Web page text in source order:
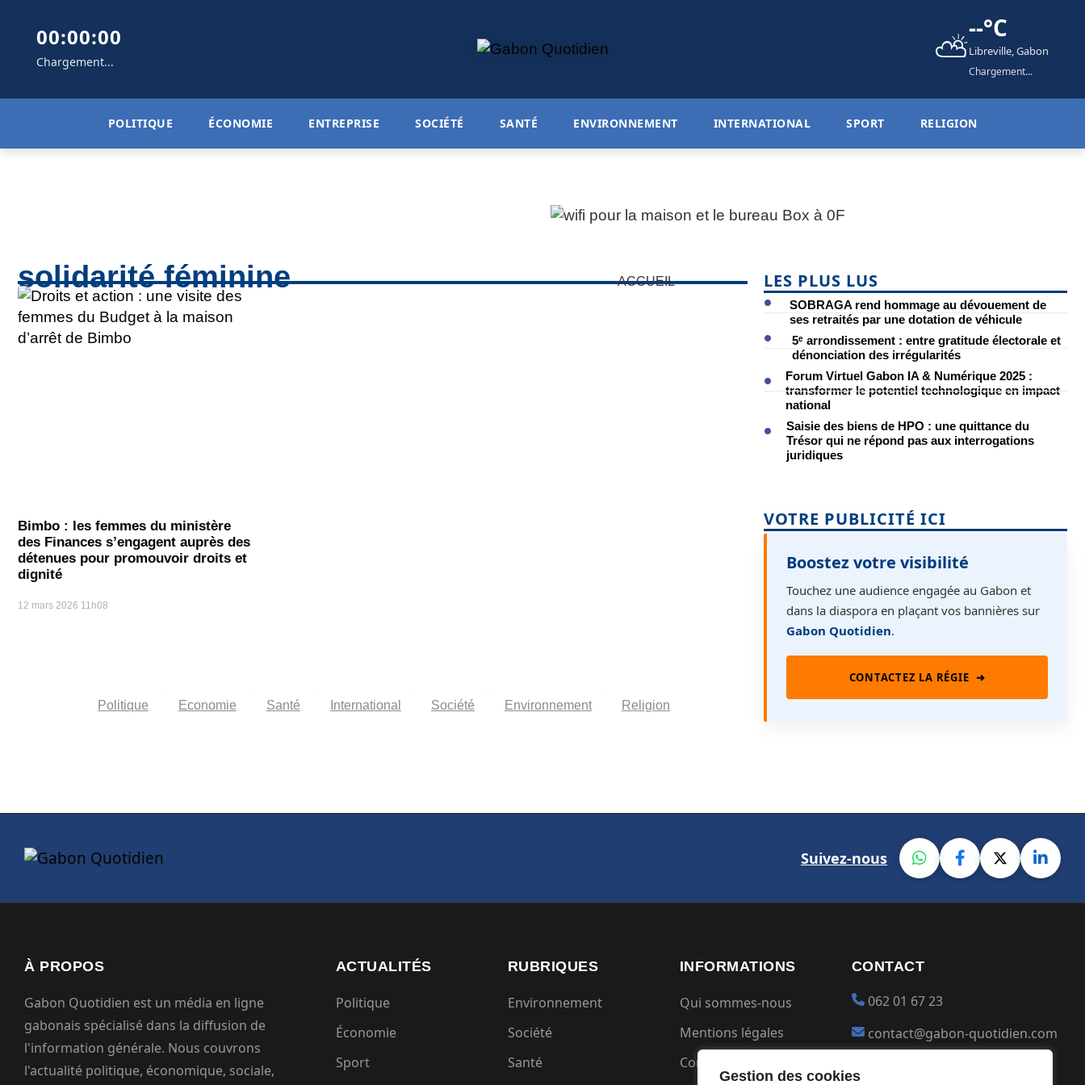
Gestion des cookies
00:00:00
Chargement... ⛅--°C
Libreville, Gabon
Chargement...
POLITIQUE ÉCONOMIE ENTREPRISE SOCIÉTÉ SANTÉ ENVIRONNEMENT INTERNATIONAL SPORT RELIGION
ACCUEIL
solidarité féminine
Bimbo : les femmes du ministère
des Finances s’engagent auprès des
détenues pour promouvoir droits et
dignité
12 mars 2026 11h08
Politique Economie Santé International Société Environnement Religion
LES PLUS LUS
SOBRAGA rend hommage au dévouement de
ses retraités par une dotation de véhicule
5ᵉ arrondissement : entre gratitude électorale et
dénonciation des irrégularités
Forum Virtuel Gabon IA & Numérique 2025 :
transformer le potentiel technologique en impact
national
Saisie des biens de HPO : une quittance du
Trésor qui ne répond pas aux interrogations
juridiques
VOTRE PUBLICITÉ ICI
Boostez votre visibilité
Touchez une audience engagée au Gabon et
dans la diaspora en plaçant vos bannières sur
Gabon Quotidien.
CONTACTEZ LA RÉGIE ➜
Suivez-nous
À PROPOS
Gabon Quotidien est un média en ligne
gabonais spécialisé dans la diffusion de
l'information générale. Nous couvrons
l'actualité politique, économique, sociale,
ACTUALITÉS
Politique
Économie
Sport
RUBRIQUES
Environnement
Société
Santé
INFORMATIONS
Qui sommes-nous
Mentions légales
Conditions générales
CONTACT
062 01 67 23
contact@gabon-quotidien.com